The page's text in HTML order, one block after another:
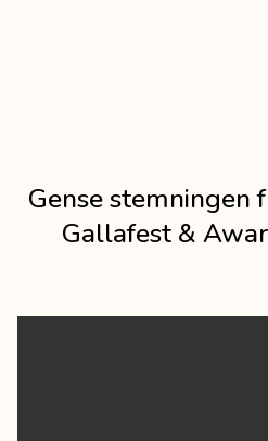
Gense stemningen
Gallafest &